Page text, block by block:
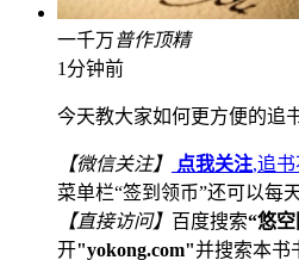
一千万普作顶精
1分钟前
今天教大家如何更方便的追书
【微信关注】 点我关注,追书
菜单栏“签到领币”还可以每
【直接访问】 百度搜索“悠空
开"yokong.com"并搜索本书